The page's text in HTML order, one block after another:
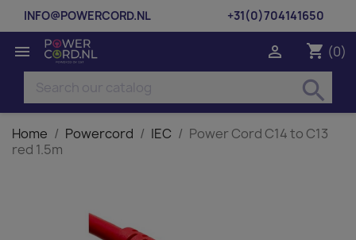
INFO@POWERCORD.NL +31(0)704141650
 shopping_cart (0)

search
Home Powercord IEC
Power Cord C14 to C13
red 1.5m